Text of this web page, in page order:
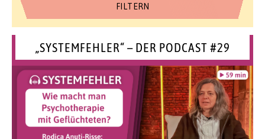
„SYSTEMFEHLER“ – DER PODCAST #29